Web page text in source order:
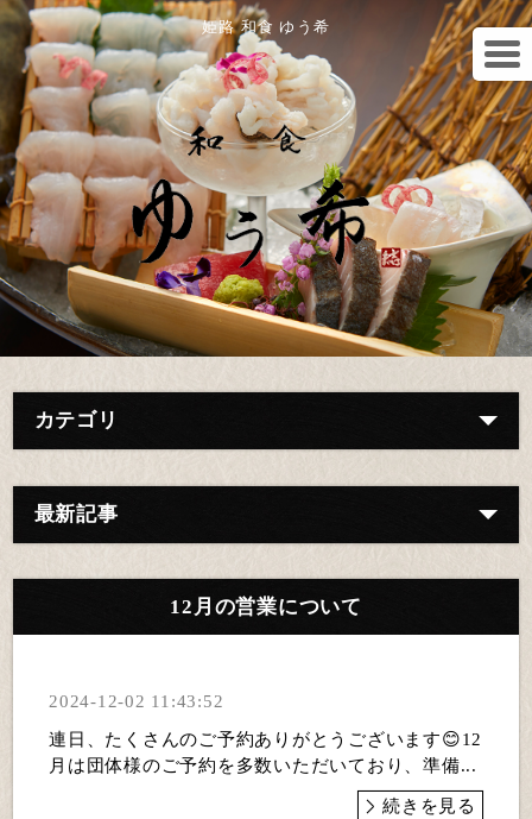
姫路 和食 ゆう希
カテゴリ
最新記事
12月の営業について
2024-12-02 11:43:52
連日、たくさんのご予約ありがとうございます😊12
月は団体様のご予約を多数いただいており、準備...
続きを見る